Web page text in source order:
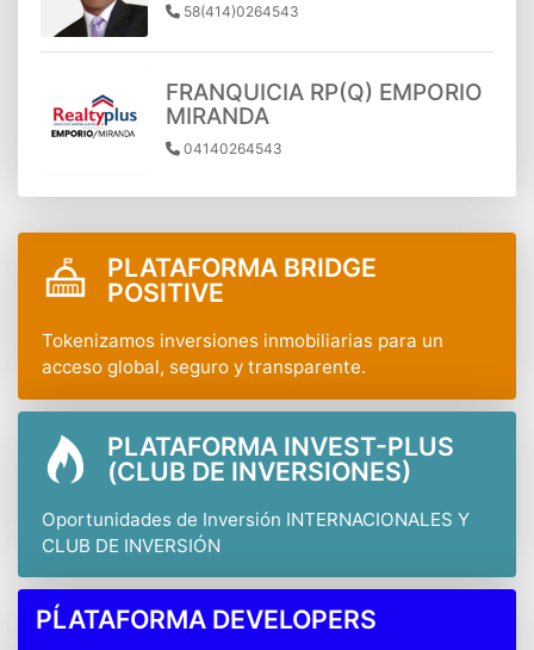
58(414)0264543
FRANQUICIA RP(Q) EMPORIO
MIRANDA
04140264543
PLATAFORMA BRIDGE
POSITIVE
Tokenizamos inversiones inmobiliarias para un
acceso global, seguro y transparente.
PLATAFORMA INVEST-PLUS
(CLUB DE INVERSIONES)
Oportunidades de Inversión INTERNACIONALES Y
CLUB DE INVERSIÓN
PĹATAFORMA DEVELOPERS